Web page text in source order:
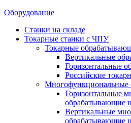
Оборудование
Станки на складе
Токарные станки с ЧПУ
Токарные
Вертикальные
Горизонтальные
Российские
Многофункциональные
Горизонтальные
обрабатывающие
Вертикальные
обрабатывающие